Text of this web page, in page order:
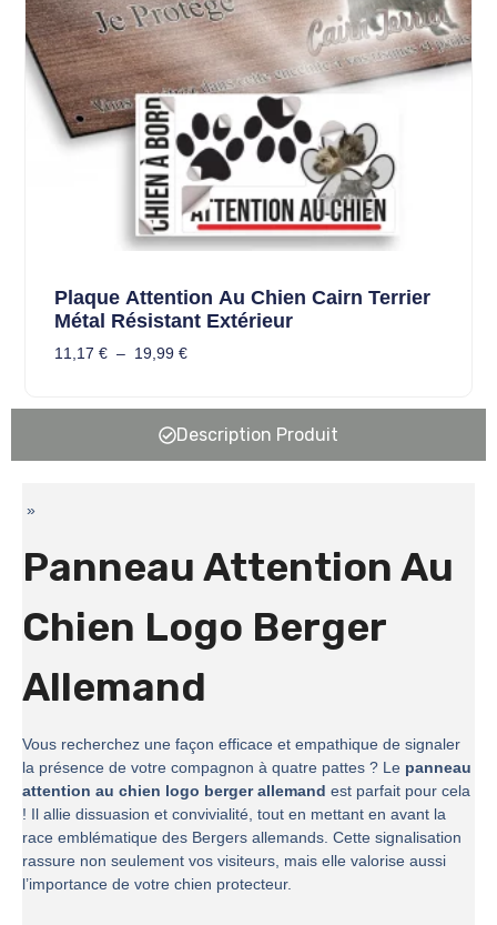
Plaque Attention Au Chien Cairn Terrier
Métal Résistant Extérieur
11,17 € – 19,99 €
Description Produit
»
Panneau Attention Au
Chien Logo Berger
Allemand
Vous recherchez une façon efficace et empathique de signaler
la présence de votre compagnon à quatre pattes ? Le panneau
attention au chien logo berger allemand est parfait pour cela
! Il allie dissuasion et convivialité, tout en mettant en avant la
race emblématique des Bergers allemands. Cette signalisation
rassure non seulement vos visiteurs, mais elle valorise aussi
l’importance de votre chien protecteur.